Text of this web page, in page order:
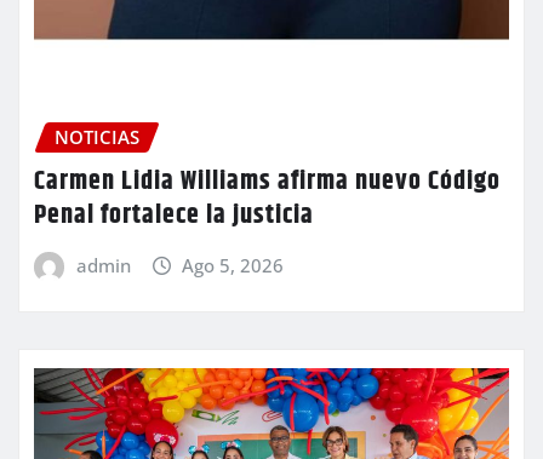
NOTICIAS
Carmen Lidia Williams afirma nuevo Código
Penal fortalece la justicia
admin Ago 5, 2026